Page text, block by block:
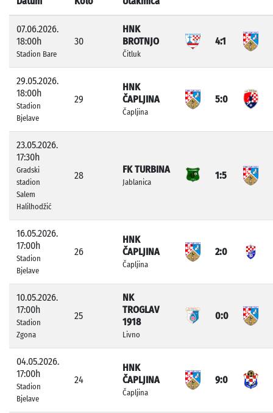
07.06.2026.
18:00h
Stadion Bare
30
HNK
BROTNJO
Čitluk
4:1
29.05.2026.
18:00h
Stadion
Bjelave
29
HNK
ČAPLJINA
Čapljina
5:0
23.05.2026.
17:30h
Gradski
stadion
Salem
Halilhodžić
28
FK TURBINA
Jablanica
1:5
16.05.2026.
17:00h
Stadion
Bjelave
26
HNK
ČAPLJINA
Čapljina
2:0
10.05.2026.
17:00h
Stadion
Zgona
25
NK
TROGLAV
1918
Livno
0:0
04.05.2026.
17:00h
Stadion
Bjelave
24
HNK
ČAPLJINA
Čapljina
9:0